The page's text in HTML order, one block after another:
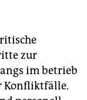
zur
im betrieb
Konfliktfälle.